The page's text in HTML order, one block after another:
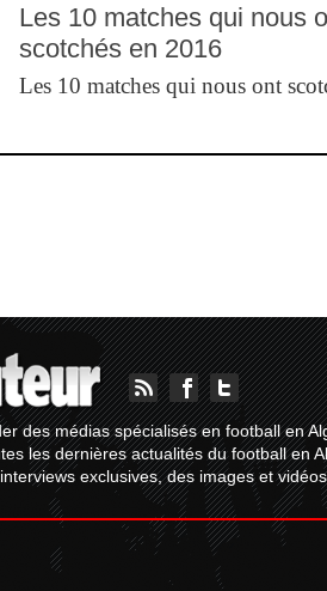
Les 10 matches qui nous
scotchés en 2016
Les 10 matches qui nous ont
des médias spécialisés en football en
les dernières actualités du football en
exclusives, des images et